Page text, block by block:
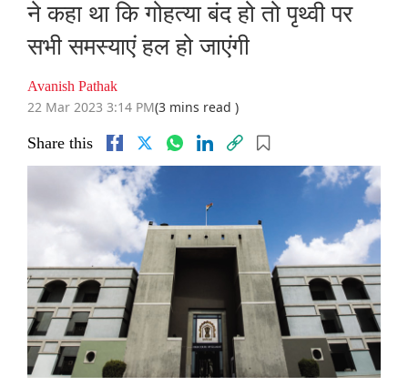
ने कहा था कि गोहत्या बंद हो तो पृथ्वी पर
सभी समस्याएं हल हो जाएंगी
Avanish Pathak
22 Mar 2023 3:14 PM(3 mins read )
Share this